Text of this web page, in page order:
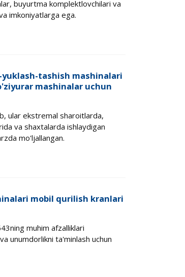
buyurtma komplektlovchilari va
imkoniyatlarga ega.
yuklash-tashish mashinalari
mashinalar uchun
ular ekstremal sharoitlarda,
va shaxtalarda ishlaydigan
mo'ljallangan.
mobil qurilish kranlari
muhim afzalliklari
unumdorlikni ta'minlash uchun